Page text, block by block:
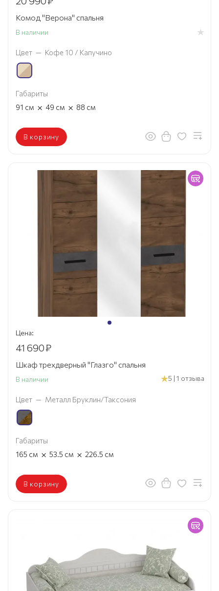
Комод "Верона" спальня
В наличии
Цвет — Кофе 10 / Капучино
Габариты
91 см × 49 см × 88 см
В корзину
Цена:
41 690₽
Шкаф трехдверный "Глазго" спальня
В наличии 5 | 1 отзыва
Цвет — Металл Бруклин/Таксония
Габариты
165 см × 53.5 см × 226.5 см
В корзину